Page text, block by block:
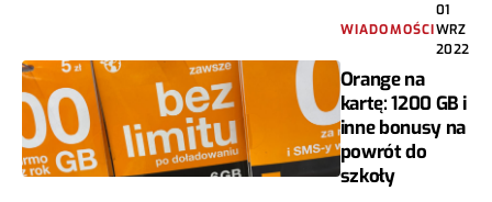
WIADOMOŚCI
01
WRZ
2022
Orange na
kartę: 1200 GB i
inne bonusy na
powrót do
szkoły